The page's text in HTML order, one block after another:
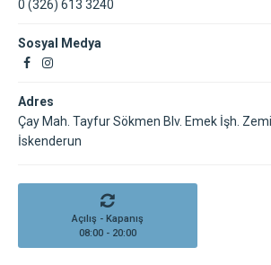
0 (326) 613 3240
Sosyal Medya
Adres
Çay Mah. Tayfur Sökmen Blv. Emek İşh.
İskenderun
Açılış - Kapanış
08:00 - 20:00